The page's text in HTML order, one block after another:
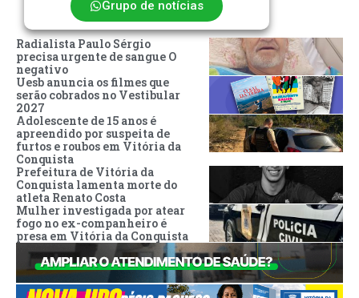
Grupo de notícias
Radialista Paulo Sérgio
precisa urgente de sangue O
negativo
Uesb anuncia os filmes que
serão cobrados no Vestibular
2027
Adolescente de 15 anos é
apreendido por suspeita de
furtos e roubos em Vitória da
Conquista
Prefeitura de Vitória da
Conquista lamenta morte do
atleta Renato Costa
Mulher investigada por atear
fogo no ex-companheiro é
presa em Vitória da Conquista